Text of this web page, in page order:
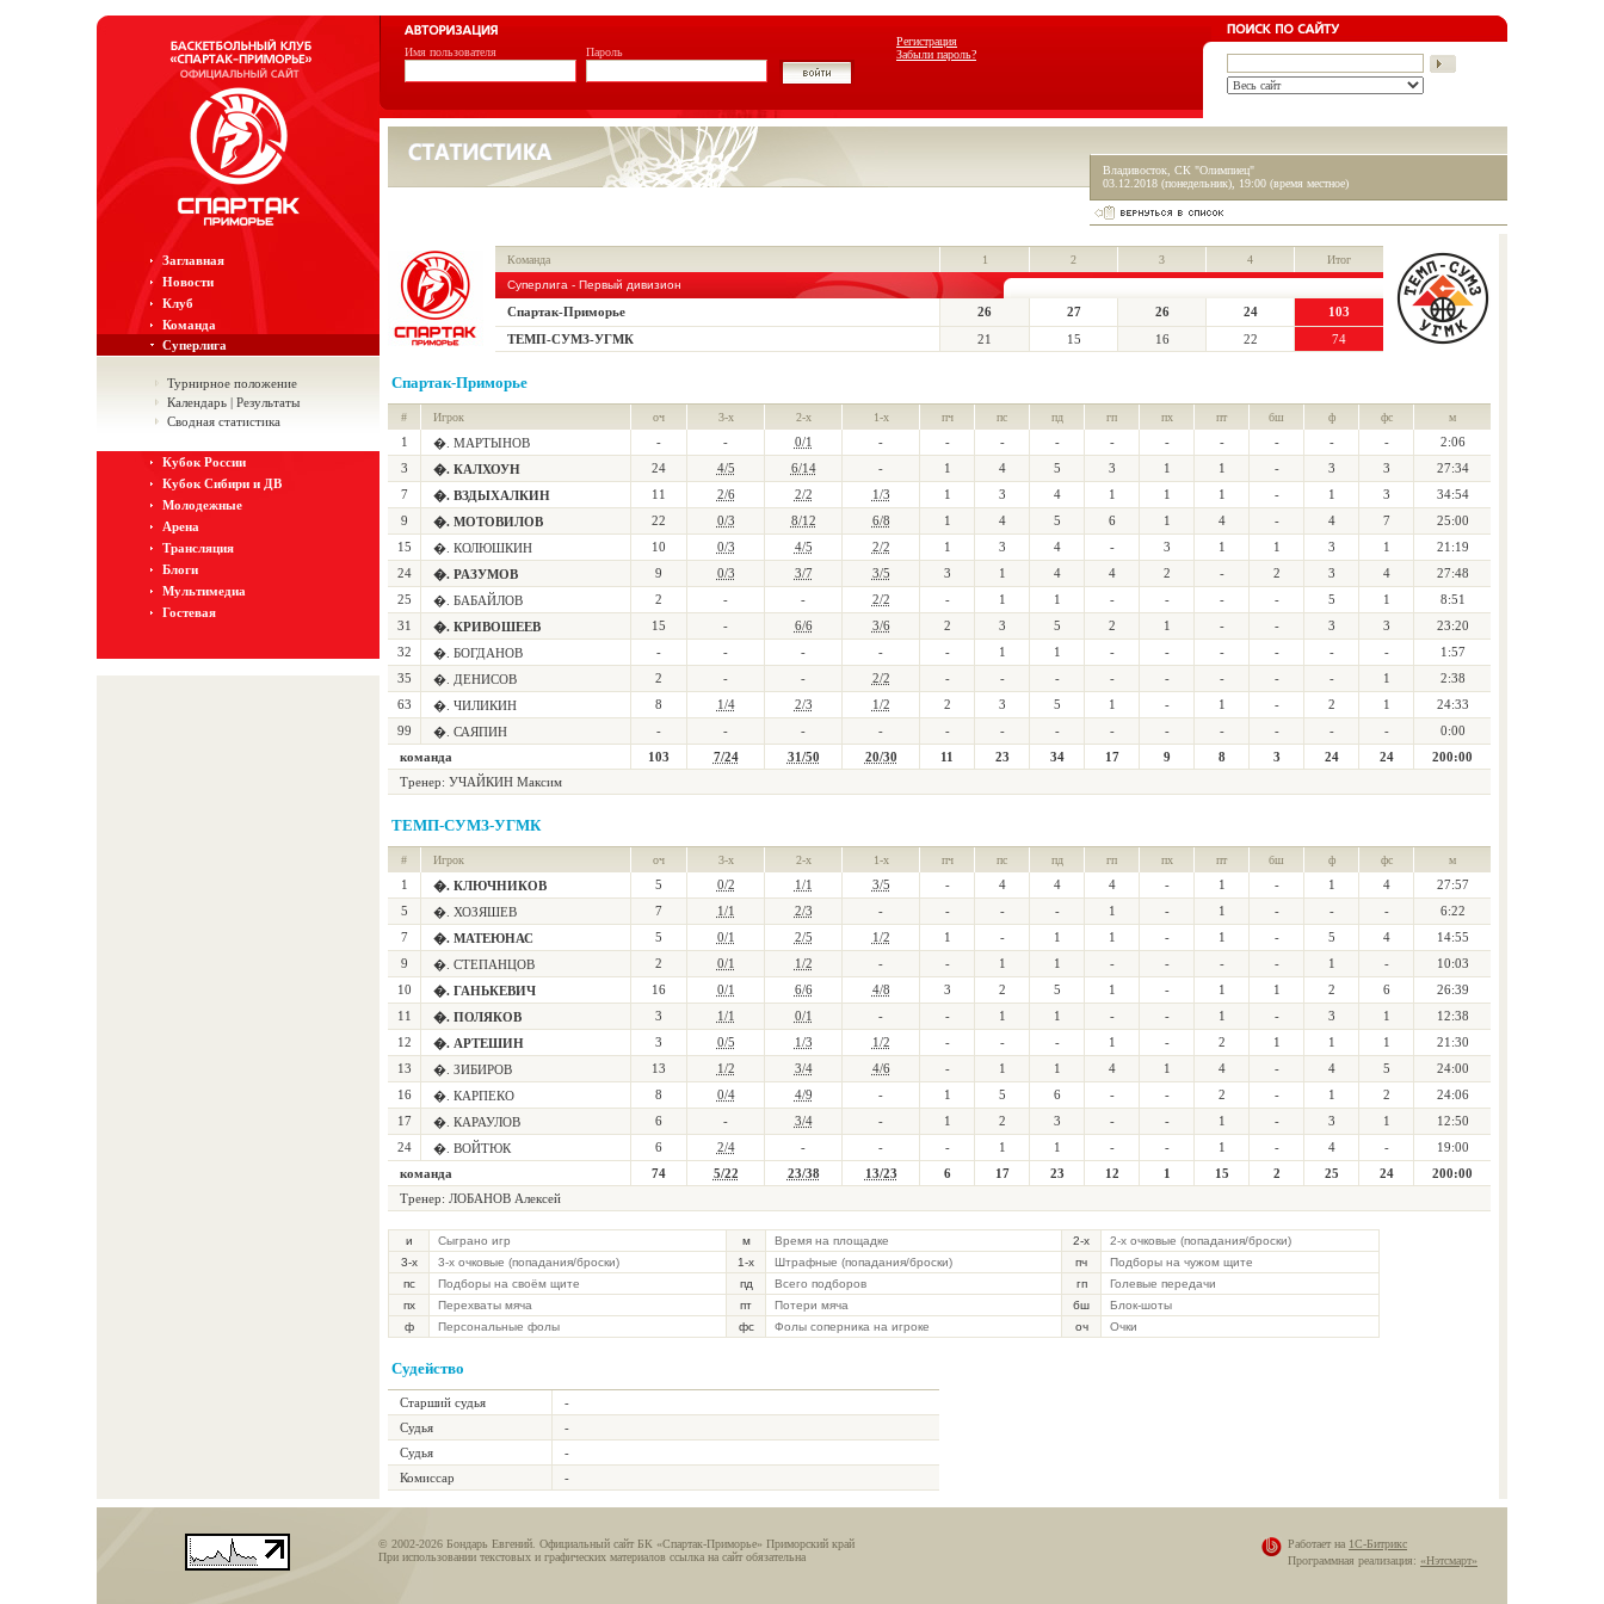
Регистрация
Забыли пароль?
Имя пользователя Пароль
Заглавная
Новости
Клуб
Команда
Суперлига
Турнирное положение
Календарь | Результаты
Сводная статистика
Кубок России
Кубок Сибири и ДВ
Молодежные
Арена
Трансляция
Блоги
Мультимедиа
Гостевая
Владивосток, СК "Олимпиец"
03.12.2018 (понедельник), 19:00 (время местное)
Команда 1 2 3 4
Итог
Суперлига - Первый дивизион
Спартак-Приморье 26 27 26 24
103
ТЕМП-СУМЗ-УГМК
21 15 16 22 74
Спартак-Приморье
# Игрок оч 3-х 2-х 1-х пч пс пд гп пх пт бш ф фс м
1 �. МАРТЫНОВ - - 0/1 - - - - - - - - - -
2:06
3
�. КАЛХОУН 24 4/5 6/14 - 1 4 5 3 1 1 - 3 3
27:34
7
�. ВЗДЫХАЛКИН 11 2/6 2/2 1/3 1 3 4 1 1 1 - 1 3
34:54
9
�. МОТОВИЛОВ 22 0/3 8/12 6/8 1 4 5 6 1 4 - 4 7
25:00
15
�. КОЛЮШКИН 10 0/3 4/5 2/2 1 3 4 - 3 1 1 3 1
21:19
24
�. РАЗУМОВ 9 0/3 3/7 3/5 3 1 4 4 2 - 2 3 4
27:48
25
�. БАБАЙЛОВ 2 - - 2/2 - 1 1 - - - - 5 1
8:51
31
�. КРИВОШЕЕВ 15 - 6/6 3/6 2 3 5 2 1 - - 3 3
23:20
32
�. БОГДАНОВ - - - - - 1 1 - - - - - -
1:57
35
�. ДЕНИСОВ 2 - - 2/2 - - - - - - - - 1
2:38
63
�. ЧИЛИКИН 8 1/4 2/3 1/2 2 3 5 1 - 1 - 2 1
24:33
99
�. САЯПИН - - - - - - - - - - - - -
0:00
команда
103 7/24 31/50 20/30 11 23 34 17 9 8 3 24 24
200:00
Тренер: УЧАЙКИН Максим
ТЕМП-СУМЗ-УГМК
# Игрок оч 3-х 2-х 1-х пч пс пд гп пх пт бш ф фс м
1 �. КЛЮЧНИКОВ 5 0/2 1/1 3/5 - 4 4 4 - 1 - 1 4
27:57
5
�. ХОЗЯШЕВ 7 1/1 2/3 - - - - 1 - 1 - - -
6:22
7
�. МАТЕЮНАС 5 0/1 2/5 1/2 1 - 1 1 - 1 - 5 4
14:55
9
�. СТЕПАНЦОВ 2 0/1 1/2 - - 1 1 - - - - 1 -
10:03
10
�. ГАНЬКЕВИЧ 16 0/1 6/6 4/8 3 2 5 1 - 1 1 2 6
26:39
11
�. ПОЛЯКОВ 3 1/1 0/1 - - 1 1 - - 1 - 3 1
12:38
12
�. АРТЕШИН 3 0/5 1/3 1/2 - - - 1 - 2 1 1 1
21:30
13
�. ЗИБИРОВ 13 1/2 3/4 4/6 - 1 1 4 1 4 - 4 5
24:00
16
�. КАРПЕКО 8 0/4 4/9 - 1 5 6 - - 2 - 1 2
24:06
17
�. КАРАУЛОВ 6 - 3/4 - 1 2 3 - - 1 - 3 1
12:50
24
�. ВОЙТЮК 6 2/4 - - - 1 1 - - 1 - 4 -
19:00
команда
74 5/22 23/38 13/23 6 17 23 12 1 15 2 25 24
200:00
Тренер: ЛОБАНОВ Алексей
и Сыграно игр м Время на площадке 2-х
2-х очковые (попадания/броски)
3-х
3-х очковые (попадания/броски) 1-х Штрафные (попадания/броски) пч
Подборы на чужом щите
пс
Подборы на своём щите пд Всего подборов гп
Голевые передачи
пх
Перехваты мяча пт Потери мяча бш
Блок-шоты
ф
Персональные фолы фс Фолы соперника на игроке оч Очки
Судейство
Старший судья
-
Судья
-
Судья
-
Комиссар
-
© 2002-2026 Бондарь Евгений. Официальный сайт БК «Спартак-Приморье» Приморский край
При использовании текстовых и графических материалов ссылка на сайт обязательна
Работает на 1С-Битрикс
Программная реализация: «Нэтсмарт»